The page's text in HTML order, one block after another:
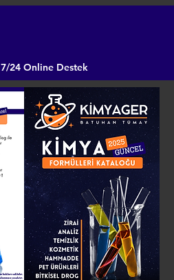
7/24 Online Destek